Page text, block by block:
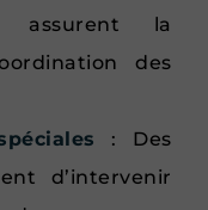
assurent la
des
: Des
d’intervenir